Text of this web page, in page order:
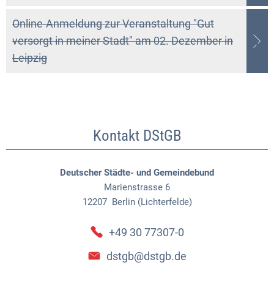
Online-Anmeldung zur Veranstaltung "Gut
versorgt in meiner Stadt" am 02. Dezember in
Leipzig
Kontakt DStGB
Deutscher Städte- und Gemeindebund
Marienstrasse 6
12207 Berlin (Lichterfelde)
+49 30 77307-0
dstgb@dstgb.de